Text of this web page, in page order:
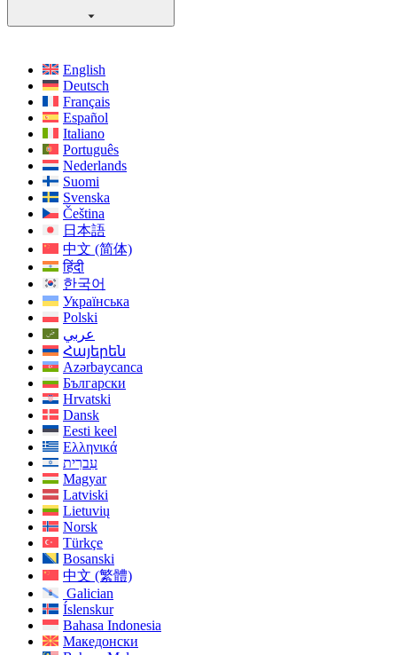
English
Deutsch
Français
Español
Italiano
Português
Nederlands
Suomi
Svenska
Čeština
日本語
中文 (简体)
हिंदी
한국어
Українська
Polski
عربي
Հայերեն
Azərbaycanca
Български
Hrvatski
Dansk
Eesti keel
Ελληνικά
עִברִית
Magyar
Latviski
Lietuvių
Norsk
Türkçe
Bosanski
中文 (繁體)
Galician
Íslenskur
Bahasa Indonesia
Македонски